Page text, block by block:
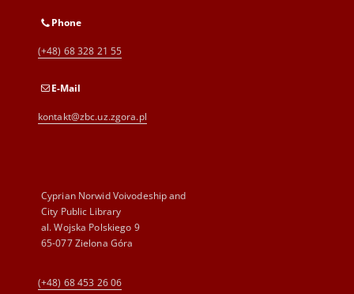
Phone
(+48) 68 328 21 55
E-Mail
kontakt@zbc.uz.zgora.pl
Cyprian Norwid Voivodeship and
City Public Library
al. Wojska Polskiego 9
65-077 Zielona Góra
(+48) 68 453 26 06